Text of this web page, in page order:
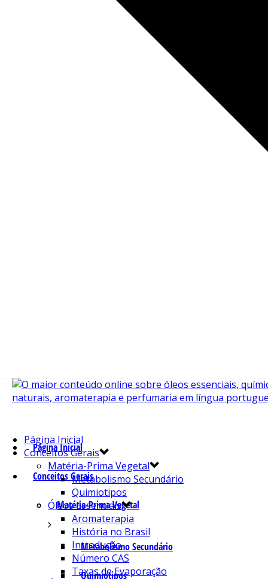
Página Inicial
Conceitos Gerais
Matéria-Prima Vegetal
Metabolismo Secundário
Quimiotipos
Página Inicial
Conceitos Gerais
Matéria-Prima Vegetal
Metabolismo Secundário
Quimiotipos
Óleos Essenciais
Aromaterapia
História no Brasil
Introdução
Número CAS
Taxas de Evaporação